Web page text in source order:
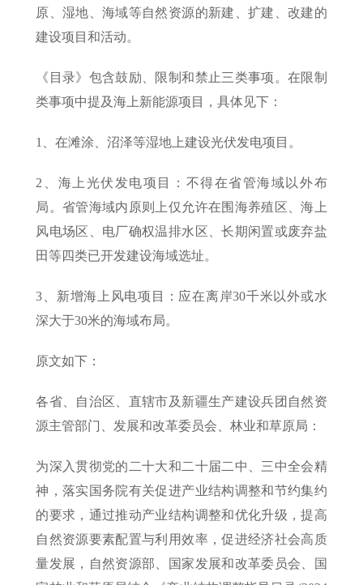
原、湿地、海域等自然资源的新建、扩建、改建的
建设项目和活动。
《目录》包含鼓励、限制和禁止三类事项。在限制
类事项中提及海上新能源项目，具体见下：
1、在滩涂、沼泽等湿地上建设光伏发电项目。
2、海上光伏发电项目：不得在省管海域以外布
局。省管海域内原则上仅允许在围海养殖区、海上
风电场区、电厂确权温排水区、长期闲置或废弃盐
田等四类已开发建设海域选址。
3、新增海上风电项目：应在离岸30千米以外或水
深大于30米的海域布局。
原文如下：
各省、自治区、直辖市及新疆生产建设兵团自然资
源主管部门、发展和改革委员会、林业和草原局：
为深入贯彻党的二十大和二十届二中、三中全会精
神，落实国务院有关促进产业结构调整和节约集约
的要求，通过推动产业结构调整和优化升级，提高
自然资源要素配置与利用效率，促进经济社会高质
量发展，自然资源部、国家发展和改革委员会、国